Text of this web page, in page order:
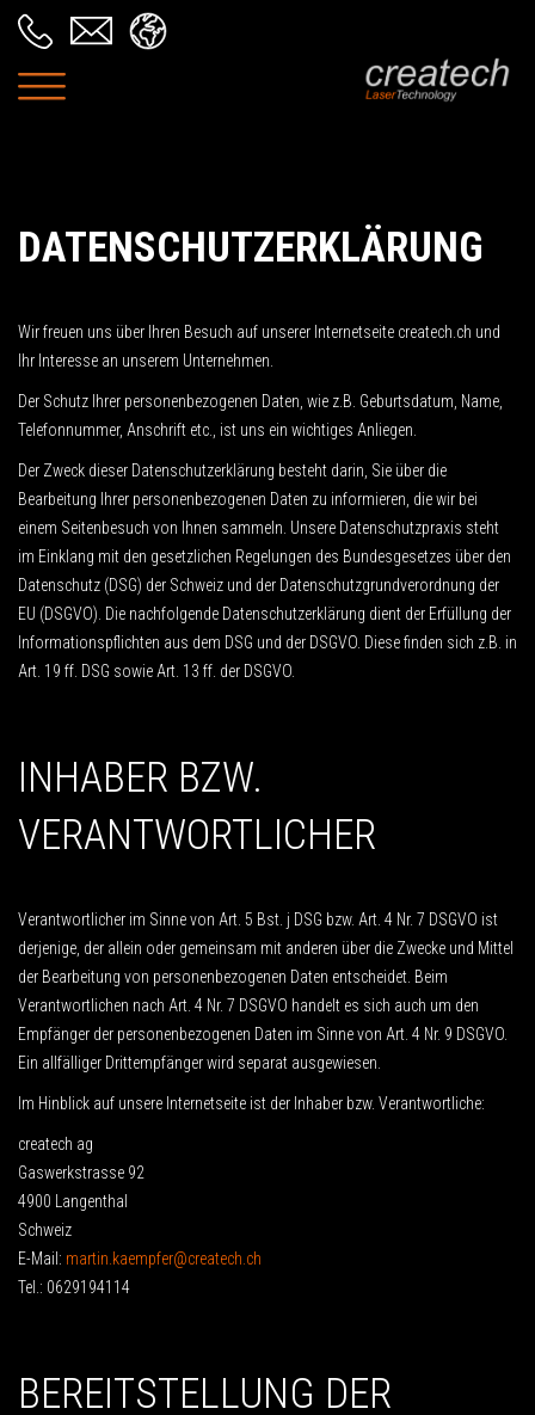
DATENSCHUTZERKLÄRUNG
Wir freuen uns über Ihren Besuch auf unserer Internetseite createch.ch und
Ihr Interesse an unserem Unternehmen.
Der Schutz Ihrer personenbezogenen Daten, wie z.B. Geburtsdatum, Name,
Telefonnummer, Anschrift etc., ist uns ein wichtiges Anliegen.
Der Zweck dieser Datenschutzerklärung besteht darin, Sie über die
Bearbeitung Ihrer personenbezogenen Daten zu informieren, die wir bei
einem Seitenbesuch von Ihnen sammeln. Unsere Datenschutzpraxis steht
im Einklang mit den gesetzlichen Regelungen des Bundesgesetzes über den
Datenschutz (DSG) der Schweiz und der Datenschutzgrundverordnung der
EU (DSGVO). Die nachfolgende Datenschutzerklärung dient der Erfüllung der
Informationspflichten aus dem DSG und der DSGVO. Diese finden sich z.B. in
Art. 19 ff. DSG sowie Art. 13 ff. der DSGVO.
INHABER BZW.
VERANTWORTLICHER
Verantwortlicher im Sinne von Art. 5 Bst. j DSG bzw. Art. 4 Nr. 7 DSGVO ist
derjenige, der allein oder gemeinsam mit anderen über die Zwecke und Mittel
der Bearbeitung von personenbezogenen Daten entscheidet. Beim
Verantwortlichen nach Art. 4 Nr. 7 DSGVO handelt es sich auch um den
Empfänger der personenbezogenen Daten im Sinne von Art. 4 Nr. 9 DSGVO.
Ein allfälliger Drittempfänger wird separat ausgewiesen.
Im Hinblick auf unsere Internetseite ist der Inhaber bzw. Verantwortliche:
createch ag
Gaswerkstrasse 92
4900 Langenthal
Schweiz
E-Mail: martin.kaempfer@createch.ch
Tel.: 0629194114
BEREITSTELLUNG DER